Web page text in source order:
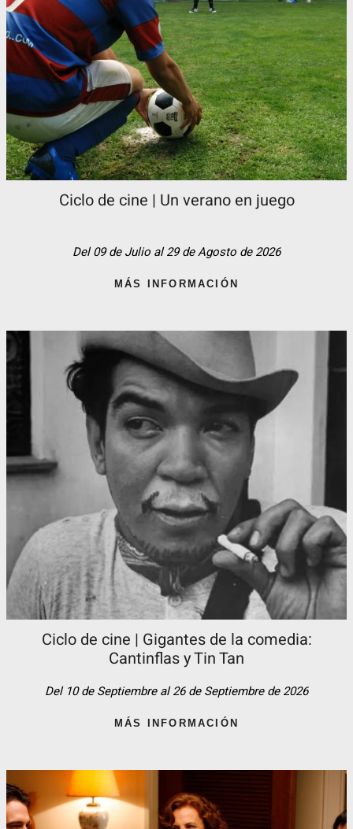
Ciclo de cine | Un verano en juego
Del 09 de Julio al 29 de Agosto de 2026
MÁS INFORMACIÓN
Ciclo de cine | Gigantes de la comedia:
Cantinflas y Tin Tan​
Del 10 de Septiembre al 26 de Septiembre de 2026
MÁS INFORMACIÓN